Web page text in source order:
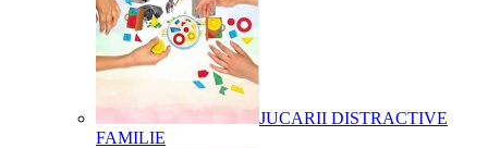
JUCARII DISTRACTIVE
FAMILIE